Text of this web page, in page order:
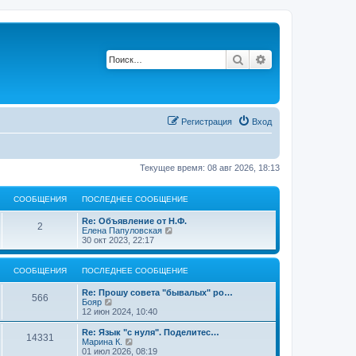
Поиск
Вход
Регистрация
Текущее время: 08 авг 2026, 18:13
СООБЩЕНИЯ ПОСЛЕДНЕЕ СООБЩЕНИЕ
2С
о
П
о
с
л
е
д
е
с
о
о
б
щ
е
Re: Объявление от Н.Ф.
Елена Папуловская
р
е
й
к
с
л
30 окт 2023, 22:17
СООБЩЕНИЯ ПОСЛЕДНЕЕ СООБЩЕНИЕ
566С
о
П
о
с
л
е
д
н
Re: Прошу совета "бывалых" ро…
Бояр
е
р
е
й
т
12 июн 2024, 10:40
14331
П
о
с
Re: Язык "с нуля". Поделитес…
Марина К.
е
01 июл 2026, 08:19